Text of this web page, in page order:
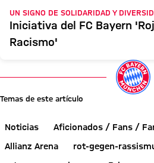
UN SIGNO DE SOLIDARIDAD Y
Iniciativa del FC Bayern
Racismo'
Temas de este artículo
Noticias
Aficionados / Fans /
Allianz Arena
rot-gegen-